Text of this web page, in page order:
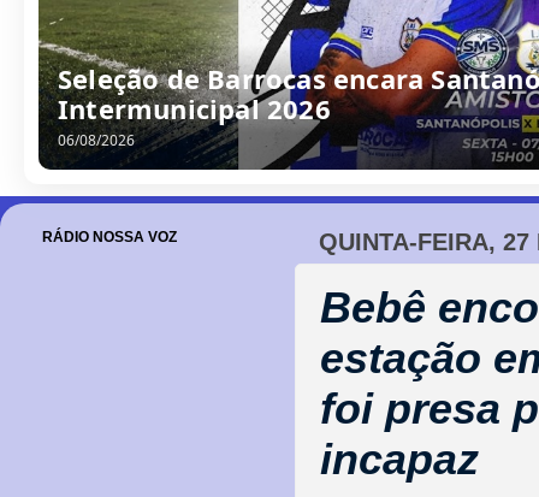
Seleção de Barrocas encara
Intermunicipal 2026
06/08/2026
QUINTA-FEIRA,
Bebê
estação
foi presa
incapaz
RÁDIO NOSSA VOZ